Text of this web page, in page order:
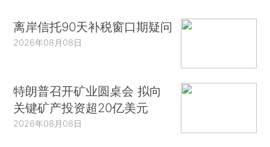
离岸信托90天补税窗口期疑问
2026年08月08日
特朗普召开矿业圆桌会 拟向
关键矿产投资超20亿美元
2026年08月08日